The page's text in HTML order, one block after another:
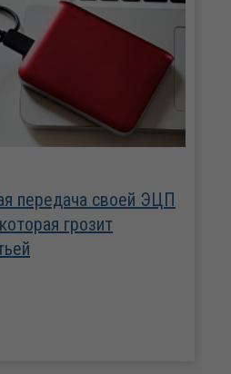
передача своей ЭЦП
грозит